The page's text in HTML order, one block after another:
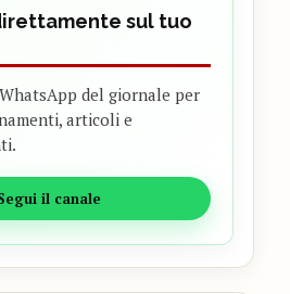
sul tuo
del giornale per
articoli e
il canale